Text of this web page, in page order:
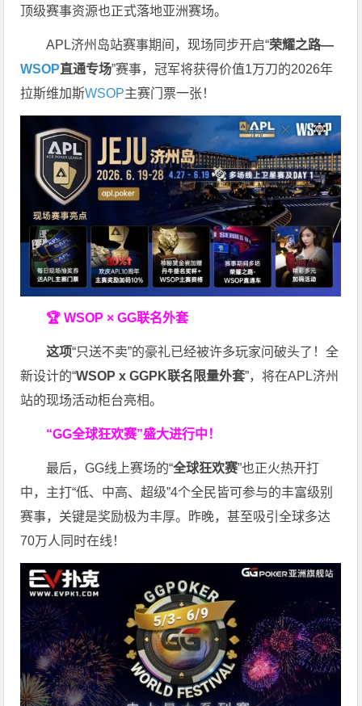
顶级赛事资源也正式落地亚洲赛场。
APL济州岛站赛事期间，现场同步开启“荣耀之路—
WSOP直通专场”赛事，冠军将获得价值1万刀的2026年
拉斯维加斯WSOP主赛门票一张！
🏆 WSOP × GG联名外套
这项“只送不卖”的豪礼已经被许多玩家问破头了！全
新设计的“WSOP x GGPK联名限量外套”，将在APL济州
站的现场活动柜台亮相。
“GG全球狂欢赛”盛大进行中！
最后，GG线上赛场的“全球狂欢赛”也正火热开打
中，主打“低、中高、超级”4个全民皆可参与的丰富级别
赛事，关键是奖励极为丰厚。 昨晚，甚至吸引全球多达
70万人同时在线！